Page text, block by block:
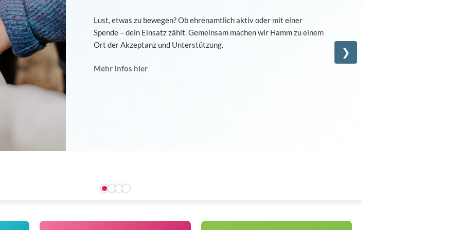
Lust, etwas zu bewegen? Ob ehrenamtlich aktiv oder mit einer
Spende – dein Einsatz zählt. Gemeinsam machen wir Hamm zu einem
Ort der Akzeptanz und Unterstützung.
Mehr Infos hier
❯